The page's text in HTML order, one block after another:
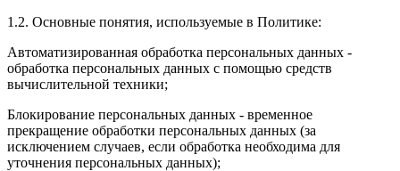
1.2. Основные понятия, используемые в Политике:
Автоматизированная обработка персональных данных -
обработка персональных данных с помощью средств
вычислительной техники;
Блокирование персональных данных - временное
прекращение обработки персональных данных (за
исключением случаев, если обработка необходима для
уточнения персональных данных);